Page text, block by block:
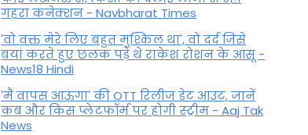
गहरा कनेक्शन - Navbharat Times
'वो वक्त मेरे लिए बहुत मुश्किल था', वो दर्द जिसे
बयां करते हुए छलक पड़े थे राकेश रोशन के आंसू -
News18 Hindi
'मैं वापस आऊंगा' की OTT रिलीज डेट आउट, जानें
कब और किस प्लेटफॉर्म पर होगी स्ट्रीम - Aaj Tak
News